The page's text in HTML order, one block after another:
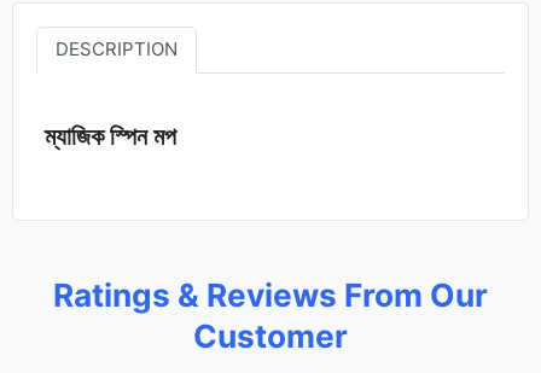
DESCRIPTION
ম্যাজিক স্পিন মপ
Ratings & Reviews From Our
Customer